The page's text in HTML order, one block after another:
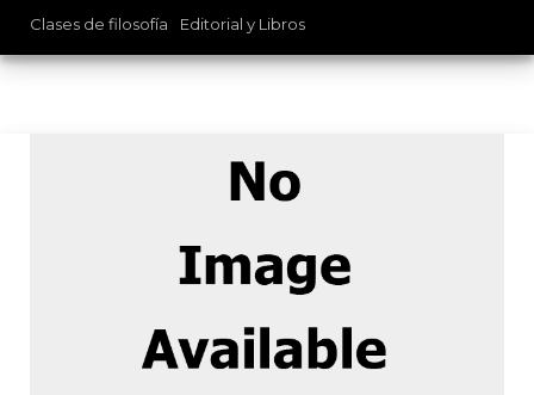
Clases de filosofía Editorial y Libros